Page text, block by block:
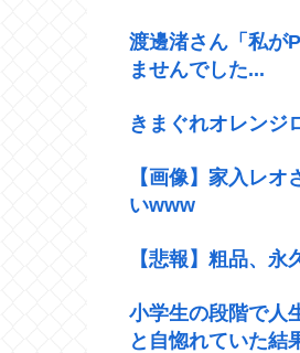
渡邊渚さん「私が
ませんでした...
きまぐれオレンジ
【画像】家入レ
いwww
【悲報】粗品、永
小学生の段階で人
と自惚れていた結